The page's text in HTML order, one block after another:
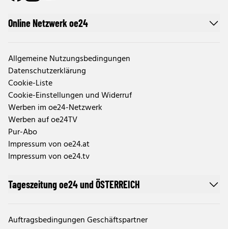
Online Netzwerk oe24
Allgemeine Nutzungsbedingungen
Datenschutzerklärung
Cookie-Liste
Cookie-Einstellungen und Widerruf
Werben im oe24-Netzwerk
Werben auf oe24TV
Pur-Abo
Impressum von oe24.at
Impressum von oe24.tv
Tageszeitung oe24 und ÖSTERREICH
Auftragsbedingungen Geschäftspartner